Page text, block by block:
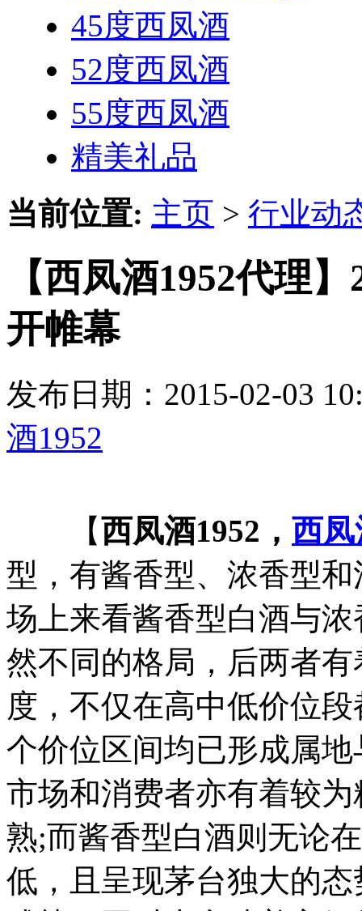
45度西凤酒
52度西凤酒
55度西凤酒
精美礼品
当前位置: 主页 > 行业动
【西凤酒1952代理
开帷幕
发布日期：2015-02-03
酒1952
【西凤酒1952， 西
型，有酱香型、浓香型
场上来看酱香型白酒与
然不同的格局，后两者
度，不仅在高中低价位
个价位区间均已形成属
市场和消费者亦有着较
熟;而酱香型白酒则无论
低，且呈现茅台独大的